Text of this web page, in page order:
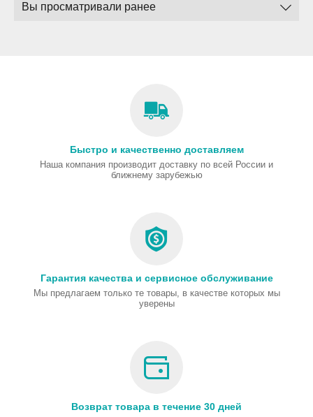
Вы просматривали ранее
Быстро и качественно доставляем
Наша компания производит доставку по всей России и
ближнему зарубежью
Гарантия качества и сервисное обслуживание
Мы предлагаем только те товары, в качестве которых мы
уверены
Возврат товара в течение 30 дней